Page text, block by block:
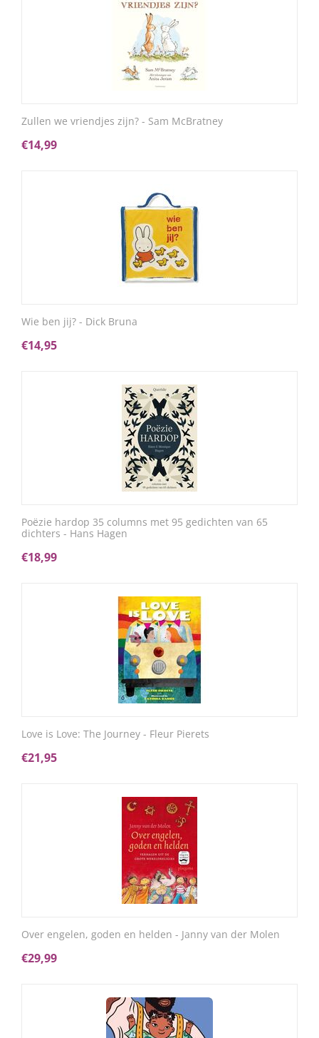
Zullen we vriendjes zijn? - Sam McBratney
€14,99
Wie ben jij? - Dick Bruna
€14,95
Poëzie hardop 35 columns met 95 gedichten van 65
dichters - Hans Hagen
€18,99
Love is Love: The Journey - Fleur Pierets
€21,95
Over engelen, goden en helden - Janny van der Molen
€29,99